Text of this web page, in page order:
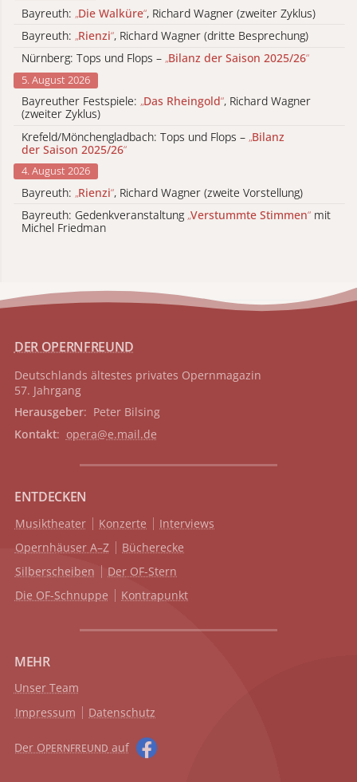
Bayreuth: „Die Walküre“, Richard Wagner (zweiter Zyklus)
Bayreuth: „Rienzi“, Richard Wagner (dritte Besprechung)
Nürnberg: Tops und Flops – „Bilanz der Saison 2025/26“
5. August 2026
Bayreuther Festspiele: „Das Rheingold“, Richard Wagner
(zweiter Zyklus)
Krefeld/Mönchengladbach: Tops und Flops – „Bilanz
der Saison 2025/26“
4. August 2026
Bayreuth: „Rienzi“, Richard Wagner (zweite Vorstellung)
Bayreuth: Gedenkveranstaltung „Verstummte Stimmen“ mit
Michel Friedman
DER OPERNFREUND
Deutschlands ältestes privates Opernmagazin
57. Jahrgang
Herausgeber: Peter Bilsing
Kontakt: opera@e.mail.de
ENTDECKEN
Musiktheater Konzerte
Interviews
Opernhäuser A–Z
Bücherecke
Silberscheiben
Der OF-Stern
Die OF-Schnuppe
Kontrapunkt
MEHR
Unser Team
Impressum
Datenschutz
Der OPERNFREUND auf